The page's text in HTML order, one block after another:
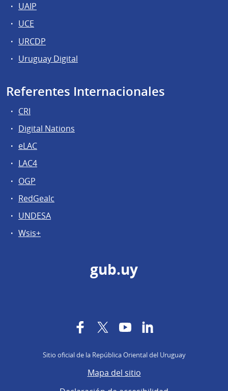
UAIP
UCE
URCDP
Uruguay Digital
Referentes Internacionales
CRI
Digital Nations
eLAC
LAC4
OGP
RedGealc
UNDESA
Wsis+
gub.uy
FacebookTwitterYouTube
Sitio oficial de la República Oriental del Uruguay
Mapa del sitio